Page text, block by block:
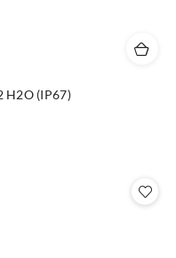
H2O (IP67)